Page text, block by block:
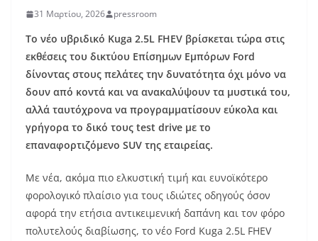
31 Μαρτίου, 2026 pressroom
To νέο υβριδικό Kuga 2.5L FHEV βρίσκεται τώρα στις
εκθέσεις του δικτύου Επίσημων Εμπόρων Ford
δίνοντας στους πελάτες την δυνατότητα όχι μόνο να
δουν από κοντά και να ανακαλύψουν τα μυστικά του,
αλλά ταυτόχρονα να προγραμματίσουν εύκολα και
γρήγορα το δικό τους test drive με το
επαναφορτιζόμενο SUV της εταιρείας.
Με νέα, ακόμα πιο ελκυστική τιμή και ευνοϊκότερο
φορολογικό πλαίσιο για τους ιδιώτες οδηγούς όσον
αφορά την ετήσια αντικειμενική δαπάνη και τον φόρο
πολυτελούς διαβίωσης, το νέο Ford Kuga 2.5L FHEV